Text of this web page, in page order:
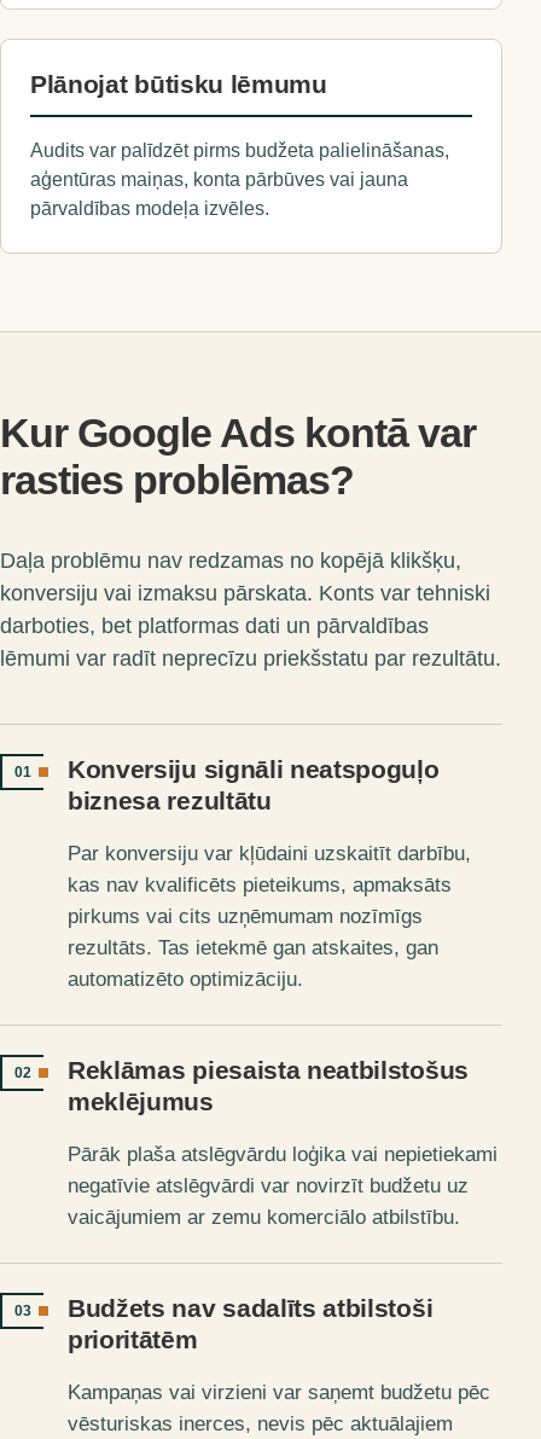
Plānojat būtisku lēmumu
Audits var palīdzēt pirms budžeta palielināšanas,
aģentūras maiņas, konta pārbūves vai jauna
pārvaldības modeļa izvēles.
Kur Google Ads kontā var
rasties problēmas?
Daļa problēmu nav redzamas no kopējā klikšķu,
konversiju vai izmaksu pārskata. Konts var tehniski
darboties, bet platformas dati un pārvaldības
lēmumi var radīt neprecīzu priekšstatu par rezultātu.
01
Konversiju signāli neatspoguļo
biznesa rezultātu
Par konversiju var kļūdaini uzskaitīt darbību,
kas nav kvalificēts pieteikums, apmaksāts
pirkums vai cits uzņēmumam nozīmīgs
rezultāts. Tas ietekmē gan atskaites, gan
automatizēto optimizāciju.
02
Reklāmas piesaista neatbilstošus
meklējumus
Pārāk plaša atslēgvārdu loģika vai nepietiekami
negatīvie atslēgvārdi var novirzīt budžetu uz
vaicājumiem ar zemu komerciālo atbilstību.
03
Budžets nav sadalīts atbilstoši
prioritātēm
Kampaņas vai virzieni var saņemt budžetu pēc
vēsturiskas inerces, nevis pēc aktuālajiem